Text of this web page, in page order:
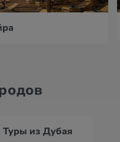
Туры из Дубая